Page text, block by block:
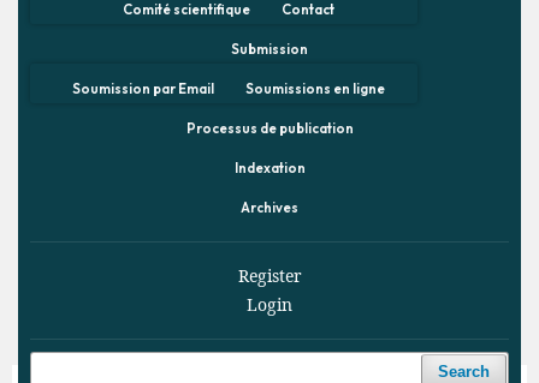
Comité scientifique Contact
Submission
Soumission par Email Soumissions en ligne
Processus de publication
Indexation
Archives
Register
Login
Search